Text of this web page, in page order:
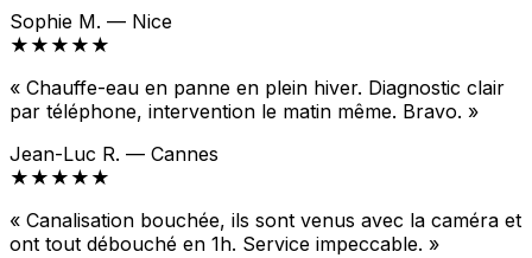
Sophie M. — Nice
★★★★★
« Chauffe-eau en panne en plein hiver. Diagnostic clair
par téléphone, intervention le matin même. Bravo. »
Jean-Luc R. — Cannes
★★★★★
« Canalisation bouchée, ils sont venus avec la caméra et
ont tout débouché en 1h. Service impeccable. »